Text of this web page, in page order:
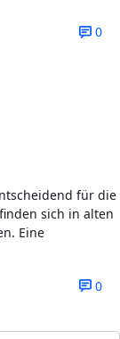
0
für die
sich in alten
Eine
0